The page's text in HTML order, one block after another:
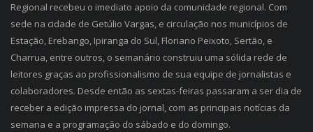
Regional recebeu o imediato apoio da comunidade regional. Com
sede na cidade de Getúlio Vargas, e circulação nos municípios de
Estação, Erebango, Ipiranga do Sul, Floriano Peixoto, Sertão, e
Charrua, entre outros, o semanário construiu uma sólida rede de
leitores graças ao profissionalismo de sua equipe de jornalistas e
colaboradores. Desde então as sextas-feiras passaram a ser dia de
receber a edição impressa do jornal, com as principais notícias da
semana e a programação do sábado e do domingo.